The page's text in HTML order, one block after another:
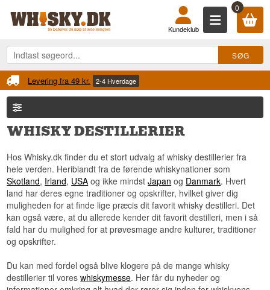
0
Kundeklub
Fri fragt Ved køb over 899 kr.
WHISKY DESTILLERIER
Hos Whisky.dk finder du et stort udvalg af whisky destillerier fra
hele verden. Heriblandt fra de førende whiskynationer som
Skotland, Irland, USA og ikke mindstJapan og Danmark. Hvert
land har deres egne traditioner og opskrifter, hvilket giver dig
muligheden for at finde lige præcis dit favorit whisky destilleri. Det
kan også være, at du allerede kender dit favorit destilleri, men i så
fald har du mulighed for at prøvesmage andre kulturer, traditioner
og opskrifter.
Du kan med fordel også blive klogere på de mange whisky
destillerier til voreswhiskymesse. Her får du nyheder og